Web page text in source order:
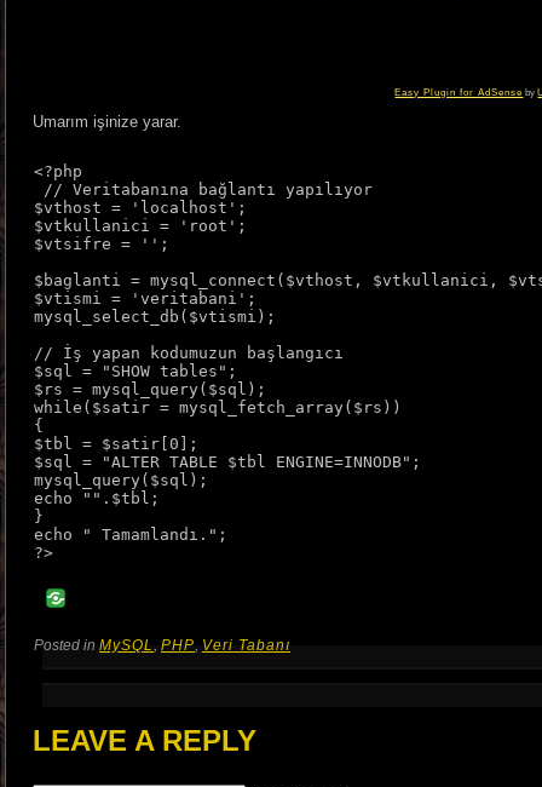
Easy Plugin for AdSense by
Umarım işinize yarar.
<?php
// Veritabanına bağlantı yapılıyor
$vthost = 'localhost';
$vtkullanici = 'root';
$vtsifre = '';
$baglanti = mysql_connect($vthost, $vtkullanici,
$vtismi = 'veritabani';
mysql_select_db($vtismi);
// İş yapan kodumuzun başlangıcı
$sql = "SHOW tables";
$rs = mysql_query($sql);
while($satir = mysql_fetch_array($rs))
{
$tbl = $satir[0];
$sql = "ALTER TABLE $tbl ENGINE=INNODB";
mysql_query($sql);
echo "".$tbl;
}
echo " Tamamlandı.";
Posted in MySQL PHP Veri Tabanı
LEAVE A REPLY